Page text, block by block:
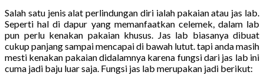
Salah satu jenis alat perlindungan diri ialah pakaian atau jas lab.
Seperti hal di dapur yang memanfaatkan celemek, dalam lab
pun perlu kenakan pakaian khusus. Jas lab biasanya dibuat
cukup panjang sampai mencapai di bawah lutut. tapi anda masih
mesti kenakan pakaian didalamnya karena fungsi dari jas lab ini
cuma jadi baju luar saja. Fungsi jas lab merupakan jadi berikut: